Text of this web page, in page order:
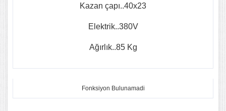
Kazan çapı..40x23
Elektrik..380V
Ağırlık..85 Kg
Fonksiyon Bulunamadi